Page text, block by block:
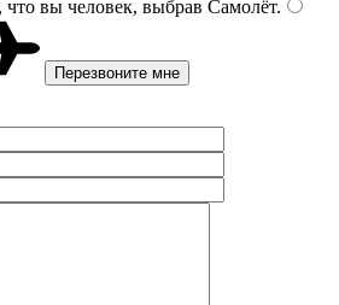
вы человек, выбрав Самолёт.